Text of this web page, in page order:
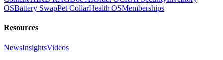
OSBattery SwapPet CollarHealth OSMemberships
Resources
NewsInsightsVideos